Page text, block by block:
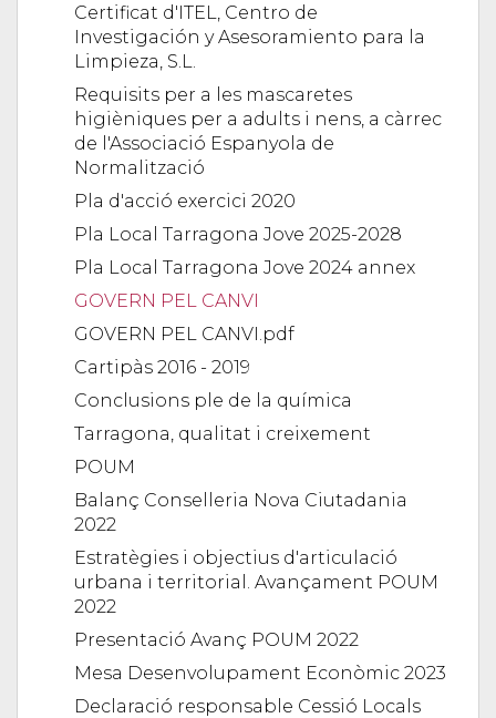
Certificat d'ITEL, Centro de
Investigación y Asesoramiento para la
Limpieza, S.L.
Requisits per a les mascaretes
higièniques per a adults i nens, a càrrec
de l'Associació Espanyola de
Normalització
Pla d'acció exercici 2020
Pla Local Tarragona Jove 2025-2028
Pla Local Tarragona Jove 2024 annex
GOVERN PEL CANVI
GOVERN PEL CANVI.pdf
Cartipàs 2016 - 2019
Conclusions ple de la química
Tarragona, qualitat i creixement
POUM
Balanç Conselleria Nova Ciutadania
2022
Estratègies i objectius d'articulació
urbana i territorial. Avançament POUM
2022
Presentació Avanç POUM 2022
Mesa Desenvolupament Econòmic 2023
Declaració responsable Cessió Locals